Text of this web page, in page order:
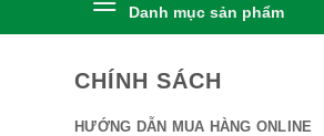
Danh mục sản phẩm
CHÍNH SÁCH
HƯỚNG DẪN MUA HÀNG ONLINE